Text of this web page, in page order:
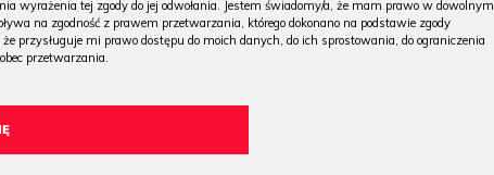
wyrażenia tej zgody do jej odwołania. Jestem świadomy/a, że mam prawo w dowolnym
na zgodność z prawem przetwarzania, którego dokonano na podstawie zgody
przysługuje mi prawo dostępu do moich danych, do ich sprostowania, do ograniczenia
przetwarzania.